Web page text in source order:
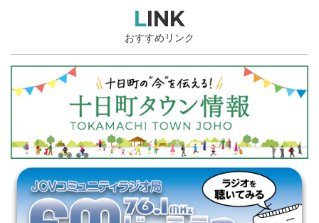
LINK
おすすめリンク